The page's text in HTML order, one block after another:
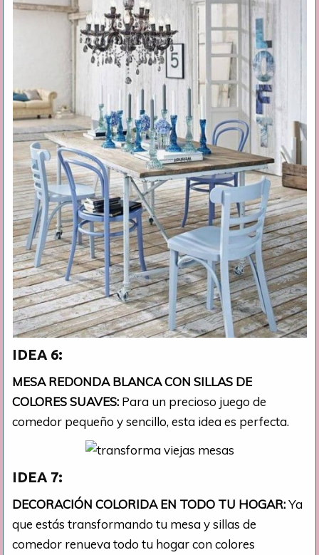
IDEA 6:
MESA REDONDA BLANCA CON SILLAS DE
COLORES SUAVES: Para un precioso juego de
comedor pequeño y sencillo, esta idea es perfecta.
IDEA 7:
DECORACIÓN COLORIDA EN TODO TU HOGAR:Ya
que estás transformando tu mesa y sillas de
comedor renueva todo tu hogar con colores